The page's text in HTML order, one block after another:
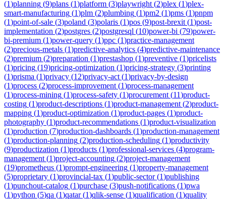
(1)planning (9)plans (1)platform (3)playwright (2)plex (1)plex-
smart-manufacturing (1)plm (2)plumbing (1)pm2 (1)pms (1)pnpm
(1)point-of-sale (3)poland (3)polaris (1)pos (9)post-brexit (1)post-
implementation (2)postgres (2)postgresql (10)power-bi (79)power-
bi-premium (1)power-query (1)ppc (1)practice-management
(2)precious-metals (1)predictive-analytics (4)predictive-maintenance
(2)premium (2)preparation (1)prestashop (1)preventive (1)pricelists
(1)pricing (19)pricing-optimization (1)pricing-strategy (3)printing
(1)prisma (1)privacy (12)privacy-act (1)privacy-by-design
(1)process (2)process-improvement (1)process-management
(1)process-mining (1)process-safety (1)procurement (11)product-
costing (1)product-descriptions (1)product-management (2)product-
mapping (1)product-optimization (1)product-pages (1)product-
photography (1)product-recommendations (1)product-visualization
(1)production (7)production-dashboards (1)production-management
(1)production-planning (2)production-scheduling (1)productivity
(9)productization (1)products (1)professional-services (4)program-
management (1)project-accounting (2)project-management
(19)prometheus (1)prompt-engineering (1)property-management
(5)proprietary (1)provincial-tax (1)public-sector(1)publishing
(1)punchout-catalog (1)purchase (3)push-notifications (1)pwa
(1)python (5)qa (1)qatar(1)qlik-sense (1)qualification (1)quality